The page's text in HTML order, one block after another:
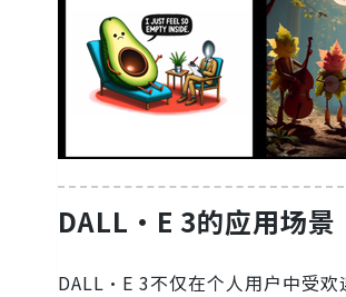
DALL·E 3的应用场景
DALL·E 3不仅在个人用户中受